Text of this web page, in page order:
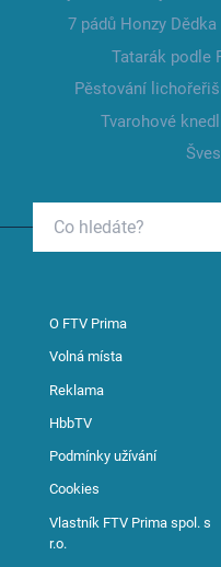
7 pádů Honzy Dědka
Tatarák podle
Pěstování
Tvarohové
O FTV Prima
Volná místa
Reklama
HbbTV
Podmínky užívání
Cookies
Vlastník FTV Prima spol. s
r.o.